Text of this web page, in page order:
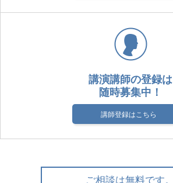
講演講師の登録は
随時募集中！
講師登録はこちら
ご相談は無料です。